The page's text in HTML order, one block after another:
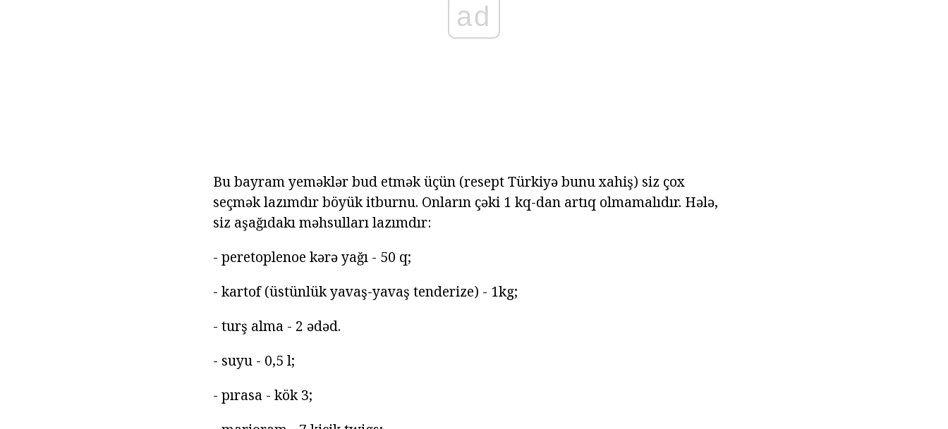
ad
Bu bayram yeməklər bud etmək üçün (resept Türkiyə bunu xahiş) siz çox
seçmək lazımdır böyük itburnu. Onların çəki 1 kq-dan artıq olmamalıdır. Hələ,
siz aşağıdakı məhsulları lazımdır:
- peretoplenoe kərə yağı - 50 q;
- kartof (üstünlük yavaş-yavaş tenderize) - 1kg;
- turş alma - 2 ədəd.
- suyu - 0,5 l;
- pırasa - kök 3;